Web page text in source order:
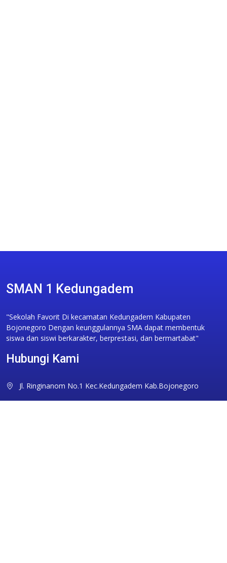
SMAN 1 Kedungadem
"Sekolah Favorit Di kecamatan Kedungadem Kabupaten
Bojonegoro Dengan keunggulannya SMA dapat membentuk
siswa dan siswi berkarakter, berprestasi, dan bermartabat"
Hubungi Kami
Jl. Ringinanom No.1 Kec.Kedungadem Kab.Bojonegoro